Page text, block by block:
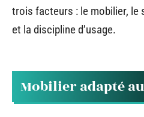
trois facteurs : le mobilier, le
et la discipline d’usage.
Mobilier adapté